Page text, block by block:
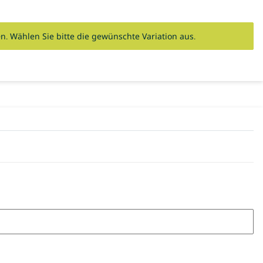
Wählen Sie bitte die gewünschte Variation aus.